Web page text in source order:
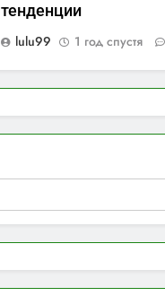
тенденции
lulu99
1 год спустя